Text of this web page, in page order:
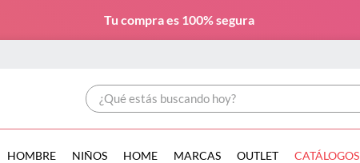
Tu compra es 100% segura
¿Qué estás buscando hoy?
HOMBRE NIÑOS HOME MARCAS OUTLET CATÁLOGOS